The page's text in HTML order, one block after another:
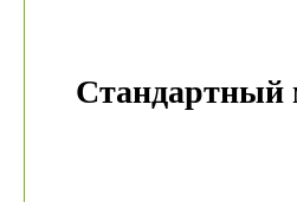
Стандартный